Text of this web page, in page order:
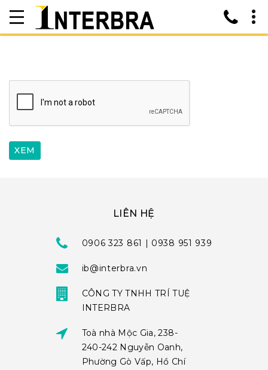
LIÊN HỆ
0906 323 861 | 0938 951 939
ib@interbra.vn
CÔNG TY TNHH TRÍ TUỆ
INTERBRA
Toà nhà Mộc Gia, 238-
240-242 Nguyễn Oanh,
Phường Gò Vấp, Hồ Chí